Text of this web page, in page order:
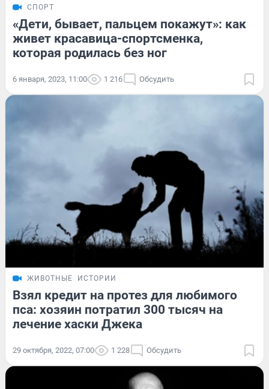
СПОРТ
«Дети, бывает, пальцем покажут»: как
живет красавица-спортсменка,
которая родилась без ног
6 января, 2023, 11:00 1 216 Обсудить
ЖИВОТНЫЕ ИСТОРИИ
Взял кредит на протез для любимого
пса: хозяин потратил 300 тысяч на
лечение хаски Джека
29 октября, 2022, 07:00 1 228 Обсудить